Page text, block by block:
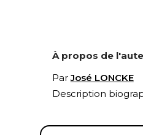
À propos de
ParJosé LONCKE
Description